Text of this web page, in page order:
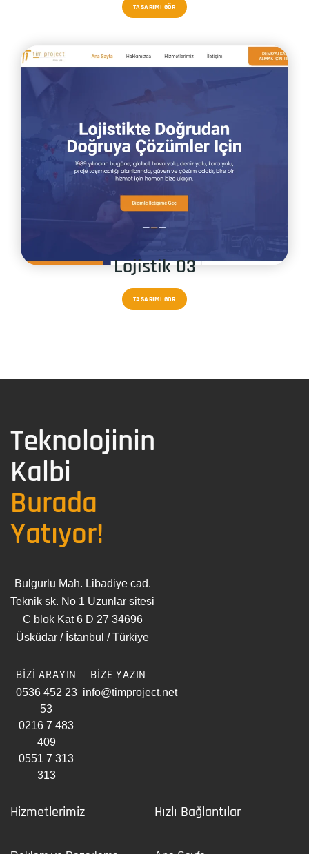
TASARIMI GÖR
Lojistik 03
TASARIMI GÖR
Teknolojinin
Kalbi
Burada
Yatıyor!
Bulgurlu Mah. Libadiye cad.
Teknik sk. No 1 Uzunlar sitesi
C blok Kat 6 D 27 34696
Üsküdar / İstanbul / Türkiye
BİZİ ARAYIN
0536 452 23
53
0216 7 483
409
0551 7 313
313
BİZE YAZIN
info@timproject.net
Hizmetlerimiz Hızlı Bağlantılar